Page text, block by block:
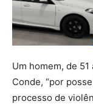
Um homem, de
Conde, “por
processo de